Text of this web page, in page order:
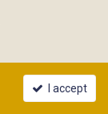
I accept